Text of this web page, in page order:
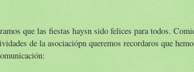
que las fiestas haysn sido felices para todos.
de la asociaciópn queremos recordaros que